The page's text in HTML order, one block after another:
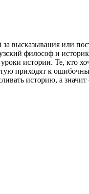
высказывания или
философ и
истории. Те, кто
приходят к
историю, а